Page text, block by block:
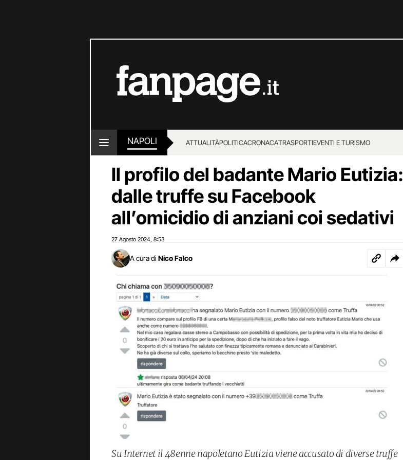
NAPOLI ATTUALITÀPOLITICACRONACATRASPORTIEVENTI E TURISMO
Il profilo del badante Mario Eutizia:
dalle truffe su Facebook
all’omicidio di anziani coi sedativi
27 Agosto 2024 8:53
A cura di Nico Falco
Su Internet il 48enne napoletano Eutizia viene accusato di diverse truffe